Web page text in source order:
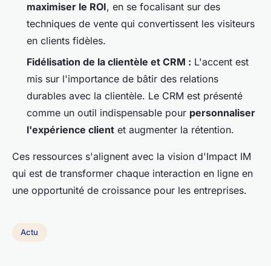
maximiser le ROI, en se focalisant sur des
techniques de vente qui convertissent les visiteurs
en clients fidèles.
Fidélisation de la clientèle et CRM : L'accent est
mis sur l'importance de bâtir des relations
durables avec la clientèle. Le CRM est présenté
comme un outil indispensable pour personnaliser
l'expérience client et augmenter la rétention.
Ces ressources s'alignent avec la vision d'Impact IM
qui est de transformer chaque interaction en ligne en
une opportunité de croissance pour les entreprises.
Actu